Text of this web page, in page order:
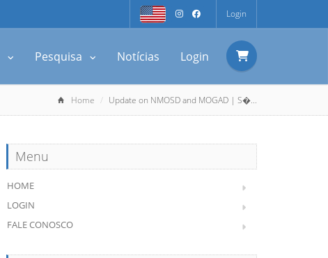
Login
Pesquisa Notícias Login
Home Update on NMOSD and MOGAD | S�...
Menu
HOME
LOGIN
FALE CONOSCO